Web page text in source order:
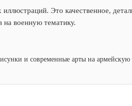
Это качественное,
на военную тематику.
и современные арты на